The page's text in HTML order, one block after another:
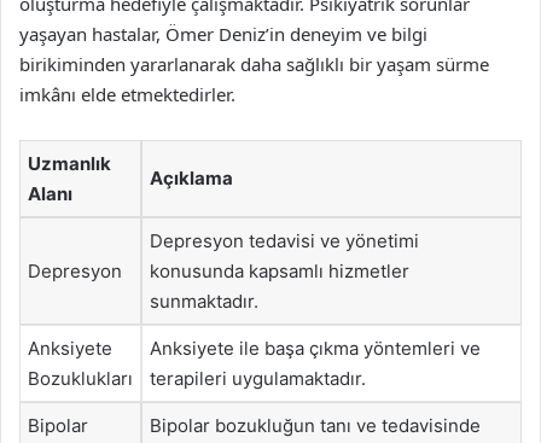
yaşayan hastalar, Ömer Deniz’in deneyim ve bilgi
birikiminden yararlanarak daha sağlıklı bir yaşam sürme
imkânı elde etmektedirler.
Uzmanlık
Alanı
Açıklama
Depresyon
Depresyon tedavisi ve yönetimi
konusunda kapsamlı hizmetler
sunmaktadır.
Anksiyete
Bozuklukları
Anksiyete ile başa çıkma yöntemleri ve
terapileri uygulamaktadır.
Bipolar
Bipolar bozukluğun tanı ve tedavisinde